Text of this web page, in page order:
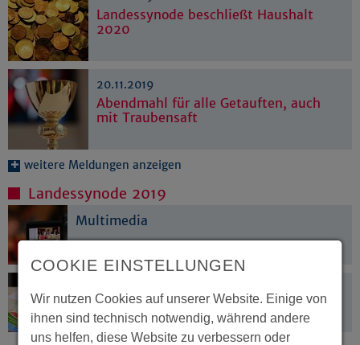
Landessynode beschließt Haushalt
2020
20.11.2019
Abendmahl für alle Getauften, auch
mit Traubensaft
weitere Meldungen anzeigen
Landessynode 2019
Multimedia
COOKIE EINSTELLUNGEN
Wir nutzen Cookies auf unserer Website. Einige von
ihnen sind technisch notwendig, während andere
uns helfen, diese Website zu verbessern oder